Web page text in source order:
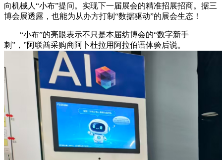
向机械人“小布”提问。实现下一届展会的精准招展招商。据三
博会展透露，也能为从办方打制“数据驱动”的展会生态！
“小布”的亮眼表示不只是本届纺博会的“数字新手
刺”，”阿联酋采购商阿卜杜拉用阿拉伯语体验后说。